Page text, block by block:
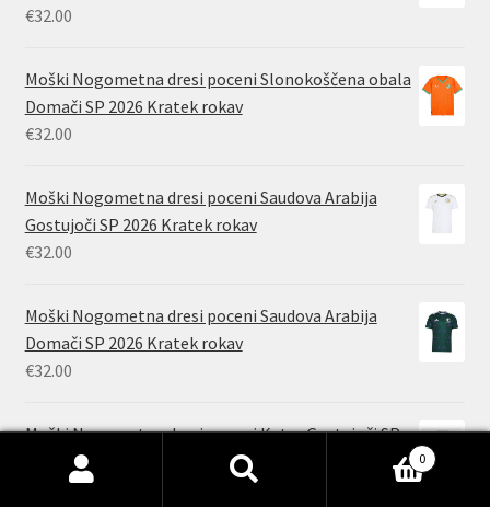
€32.00
Moški Nogometna dresi poceni Slonokoščena obala
Domači SP 2026 Kratek rokav
€32.00
Moški Nogometna dresi poceni Saudova Arabija
Gostujoči SP 2026 Kratek rokav
€32.00
Moški Nogometna dresi poceni Saudova Arabija
Domači SP 2026 Kratek rokav
€32.00
Moški Nogometna dresi poceni Katar Gostujoči SP
2026 Kratek rokav
32.00
0